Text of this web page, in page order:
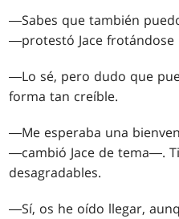
―Sabes que también
―protestó Jace frotándose
―Lo sé, pero dudo que
forma tan creíble.
―Me esperaba una
―cambió Jace de tema―.
desagradables.
―Sí, os he oído llegar,